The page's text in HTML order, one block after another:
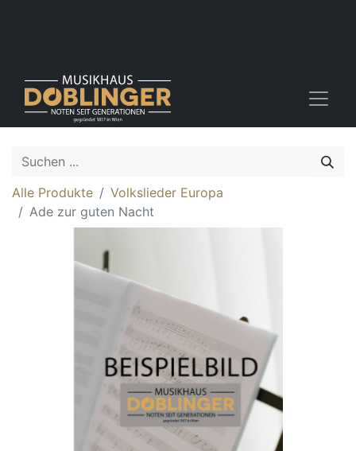
Alle Produkte
Volkslieder Europa
Ade zur guten Nacht